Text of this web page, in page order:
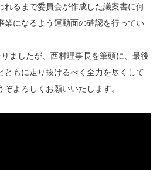
るまで委員会が作成した議案書に何
業になるよう運動面の確認を行ってい
ましたが、西村理事長を筆頭に、最後
ともに走り抜けるべく全力を尽くして
よろしくお願いいたします。